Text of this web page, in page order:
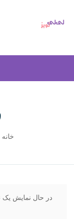
خانه
در حال نمایش یک